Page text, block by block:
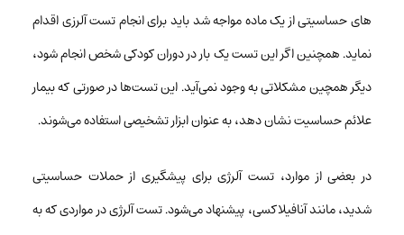
های حساسیتی از یک ماده مواجه شد باید برای انجام تست آلرزی اقدام
نماید. همچنین اگر این تست یک بار در دوران کودکی شخص انجام شود،
دیگر همچین مشکلاتی به وجود نمی‌آید. این تست‌ها در صورتی که بیمار
علائم حساسیت نشان دهد، به عنوان ابزار تشخیصی استفاده می‌شوند.
در بعضی از موارد، تست آلرژی برای پیشگیری از حملات حساسیتی
شدید، مانند آنافیلاکسی، پیشنهاد می‌شود. تست آلرژی در مواردی که به